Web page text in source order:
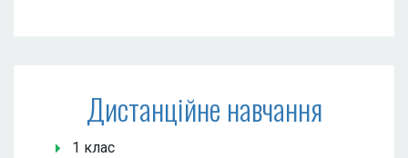
Дистанційне навчання
1 клас